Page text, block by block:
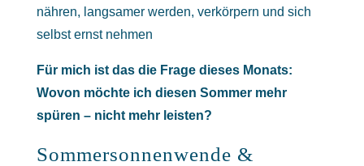
nähren, langsamer werden, verkörpern und sich
selbst ernst nehmen
Für mich ist das die Frage dieses Monats:
Wovon möchte ich diesen Sommer mehr
spüren – nicht mehr leisten?
Sommersonnenwende &